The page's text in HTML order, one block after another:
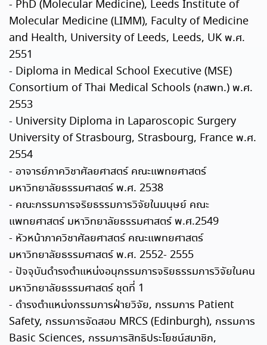
- PhD (Molecular Medicine), Leeds Institute of
Molecular Medicine (LIMM), Faculty of Medicine
and Health, University of Leeds, Leeds, UK พ.ศ.
2551
- Diploma in Medical School Executive (MSE)
Consortium of Thai Medical Schools (กสพท.) พ.ศ.
2553
- University Diploma in Laparoscopic Surgery
University of Strasbourg, Strasbourg, France พ.ศ.
2554
- อาจารย์ภาควิชาศัลยศาสตร์ คณะแพทยศาสตร์
มหาวิทยาลัยธรรมศาสตร์ พ.ศ. 2538
- คณะกรรมการจริยธรรมการวิจัยในมนุษย์ คณะ
แพทยศาสตร์ มหาวิทยาลัยธรรมศาสตร์ พ.ศ.2549
- หัวหน้าภาควิชาศัลยศาสตร์ คณะแพทยศาสตร์
มหาวิทยาลัยธรรมศาสตร์ พ.ศ. 2552- 2555
- ปัจจุบันดำรงตำแหน่งอนุกรรมการจริยธรรมการวิจัยในคน
มหาวิทยาลัยธรรมศาสตร์ ชุดที่ 1
- ดำรงตำแหน่งกรรมการฝ่ายวิจัย, กรรมการ Patient
Safety, กรรมการจัดสอบ MRCS (Edinburgh), กรรมการ
Basic Sciences, กรรมการสิทธิประโยชน์สมาชิก,